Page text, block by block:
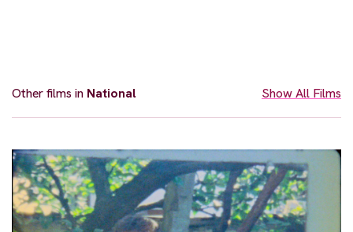
Other films in National Show All Films